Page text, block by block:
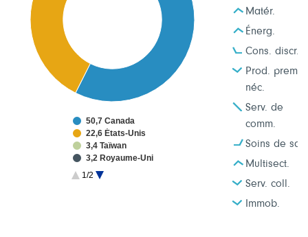
1/2
50,7 Canada
22,6 États-Unis
3,4 Taïwan
3,2 Royaume-Uni
2,5 Chine
Matér.
Énerg.
Cons. discr.
Prod. prem.
néc.
Serv. de
comm.
Soins de san.
Multisect.
Serv. coll.
Immob.